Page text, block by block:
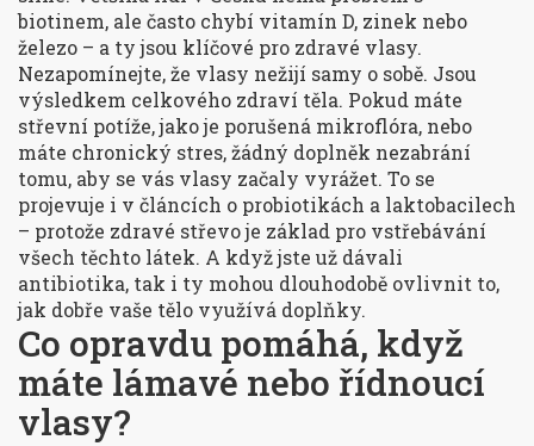
biotinem, ale často chybí vitamín D, zinek nebo
železo – a ty jsou klíčové pro zdravé vlasy.
Nezapomínejte, že vlasy nežijí samy o sobě. Jsou
výsledkem celkového zdraví těla. Pokud máte
střevní potíže, jako je porušená mikroflóra, nebo
máte chronický stres, žádný doplněk nezabrání
tomu, aby se vás vlasy začaly vyrážet. To se
projevuje i v článcích o probiotikách a laktobacilech
– protože zdravé střevo je základ pro vstřebávání
všech těchto látek. A když jste už dávali
antibiotika, tak i ty mohou dlouhodobě ovlivnit to,
jak dobře vaše tělo využívá doplňky.
Co opravdu pomáhá, když
máte lámavé nebo řídnoucí
vlasy?